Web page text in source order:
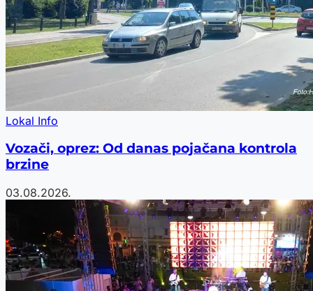
Lokal Info
Vozači, oprez: Od danas pojačana kontrola
brzine
03.08.2026.